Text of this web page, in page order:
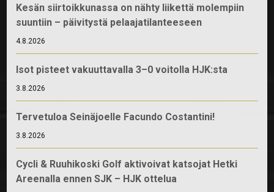
Kesän siirtoikkunassa on nähty liikettä molempiin
suuntiin – päivitystä pelaajatilanteeseen
4.8.2026
Isot pisteet vakuuttavalla 3–0 voitolla HJK:sta
3.8.2026
Tervetuloa Seinäjoelle Facundo Costantini!
3.8.2026
Cycli & Ruuhikoski Golf aktivoivat katsojat Hetki
Areenalla ennen SJK – HJK ottelua